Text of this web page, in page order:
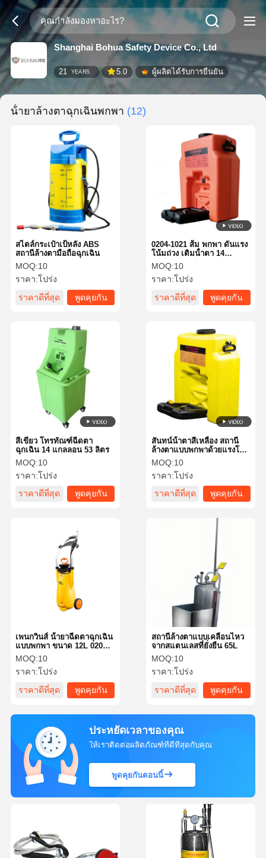
Shanghai Bohua Safety Device Co., Ltd
21 YEARS 5.0 ผู้ผลิตได้รับการยืนยัน
น้ํายาล้างตาฉุกเฉินพกพา (12)
สไตล์กระเป๋าเป้หลัง ABS
สถานีล้างตามือถือฉุกเฉิน
MOQ:10
ราคา:โปร่ง
ราคาดีที่สุด
พูดคุยกัน
0204-1021 ส้ม พกพา ดันแรง
โน้มถ่วง เติมน้ําตา 14
แกลลอน 53 ลิตร
MOQ:10
ราคา:โปร่ง
ราคาดีที่สุด
พูดคุยกัน
สีเขียว โทรทัณฑ์ฉีดตา
ฉุกเฉิน 14 แกลลอน 53 ลิตร
MOQ:10
ราคา:โปร่ง
ราคาดีที่สุด
พูดคุยกัน
สันทน์น้ําตาสีเหลือง สถานี
ล้างตาแบบพกพาด้วยแรงโน้ม
ถ่วง 14 แกลลอน 53 ลิตร
0204-1021
MOQ:10
ราคา:โปร่ง
ราคาดีที่สุด
พูดคุยกัน
เพนกวินส์ น้ํายาฉีดตาฉุกเฉิน
แบบพกพา ขนาด 12L 0204-
0782A
MOQ:10
ราคา:โปร่ง
ราคาดีที่สุด
พูดคุยกัน
สถานีล้างตาแบบเคลื่อนไหว
จากสแตนเลสที่ยั่งยืน 65L
MOQ:10
ราคา:โปร่ง
ราคาดีที่สุด
พูดคุยกัน
ประหยัดเวลาของคุณ
ให้เราติดต่อผลิตภัณฑ์ที่ดีที่สุดกับคุณ
พูดคุยกันตอนนี้